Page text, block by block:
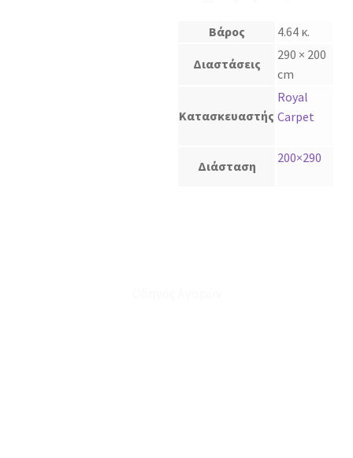
Βάρος 4.64 κ.
Διαστάσεις
290 × 200
cm
Κατασκευαστής
Royal
Carpet
Διάσταση
200×290